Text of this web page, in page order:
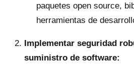
paquetes open source,
herramientas de
Implementar seguridad
suministro de software: